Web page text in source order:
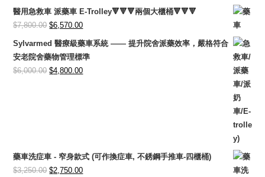
醫用急救車 派藥車 E-Trolley🔻🔻🔻兩個大櫃桶🔻🔻🔻
$7,800.00 Original
price
was:
$7,800.00.
$6,570.00Current
price
is:
$6,570.00.
Sylvarmed 醫療級藥車系統 —— 提升院舍派藥效率，嚴格符合
安老院舍藥物管理標準
$6,000.00 Original
$4,800.00Current
藥車洗症車 - 窄身款式 (可作換症車, 不銹鋼手推車-四櫃桶)
$3,250.00 Original
$2,750.00Current